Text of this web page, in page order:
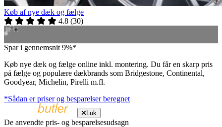
Køb af nye dæk og fælge
4.8 (30)
Spar i gennemsnit 9%*
Køb nye dæk og fælge online inkl. montering. Du får en skarp pris
på fælge og populære dækbrands som Bridgestone, Continental,
Goodyear, Michelin, Pirelli m.fl.
*Sådan er priser og besparelser beregnet
Luk
De anvendte pris- og besparelsesudsagn